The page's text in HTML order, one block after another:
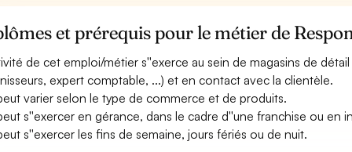
et prérequis pour le métier de
de cet emploi/métier s''exerce au sein de magasins de
expert comptable, ...) et en contact avec la clientèle.
varier selon le type de commerce et de produits.
s''exercer en gérance, dans le cadre d''une franchise ou en
s''exercer les fins de semaine, jours fériés ou de nuit.